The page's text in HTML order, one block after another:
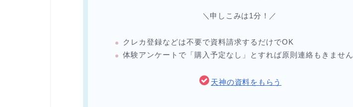
＼申しこみは1分！／
クレカ登録などは不要で資料請求するだけでOK
体験アンケートで「購入予定なし」とすれば原則連絡もきません
天神の資料をもらう